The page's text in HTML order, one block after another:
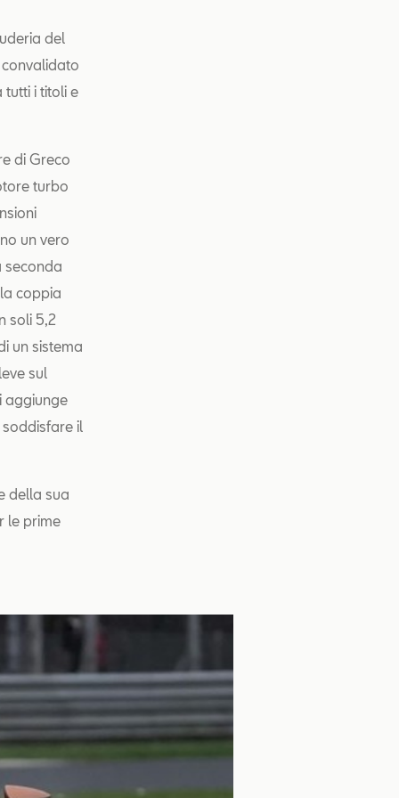
del
convalidato
i titoli e
di Greco
turbo
un vero
seconda
coppia
soli 5,2
un sistema
sul
aggiunge
il
della sua
le prime